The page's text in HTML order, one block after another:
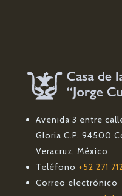
Avenida 3 entre
Gloria C.P. 94500
Veracruz, México
Teléfono +52 271
Correo electrónico